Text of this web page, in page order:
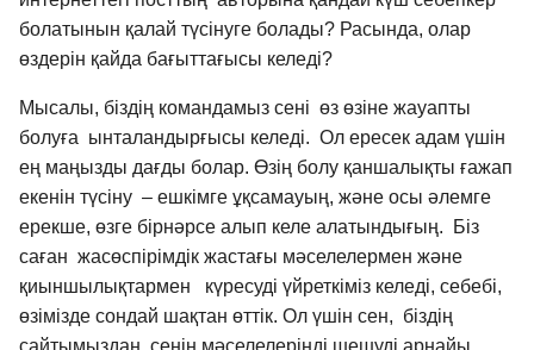
болатынын қалай түсінуге болады? Расында, олар
өздерін қайда бағыттағысы келеді?
Мысалы, біздің командамыз сені өз өзіне жауапты
болуға ынталандырғысы келеді. Ол ересек адам үшін
ең маңызды дағды болар. Өзің болу қаншалықты ғажап
екенін түсіну – ешкімге ұқсамауың, және осы әлемге
ерекше, өзге бірнәрсе алып келе алатындығың. Біз
саған жасөспірімдік жастағы мәселелермен және
қиыншылықтармен күресуді үйреткіміз келеді, себебі,
өзімізде сондай шақтан өттік. Ол үшін сен, біздің
сайтымыздан, сенің мәселелеріңді шешуді арнайы